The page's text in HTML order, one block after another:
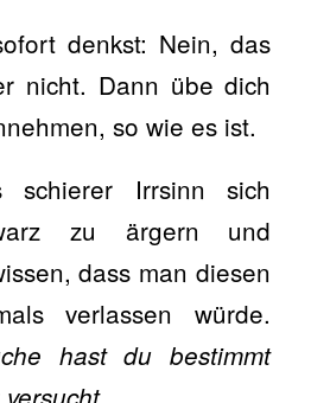
denkst: Nein, das
nicht. Dann übe dich
so wie es ist.
Irrsinn sich
zu ärgern und
dass man diesen
verlassen würde.
hast du bestimmt